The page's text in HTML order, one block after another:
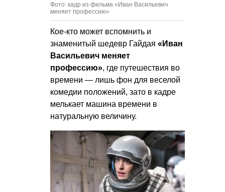
Фото: кадр из фильма «Иван Васильевич
меняет профессию»
Кое-кто может вспомнить и
знаменитый шедевр Гайдая «Иван
Васильевич меняет
профессию», где путешествия во
времени — лишь фон для веселой
комедии положений, зато в кадре
мелькает машина времени в
натуральную величину.